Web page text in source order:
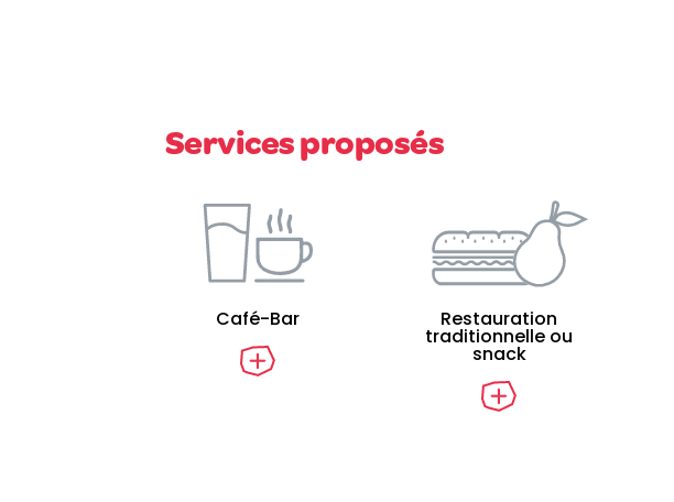
Services proposés
Café-Bar Restauration
traditionnelle ou
snack